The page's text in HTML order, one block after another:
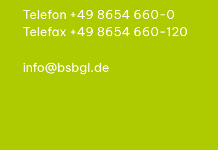
Telefon +49 8654 660-0
Telefax +49 8654 660-120
info@bsbgl.de